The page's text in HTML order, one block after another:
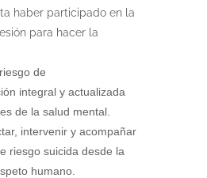
haber participado en la
para hacer la
de
integral y actualizada
de la salud mental.
intervenir y acompañar
riesgo suicida desde la
humano.